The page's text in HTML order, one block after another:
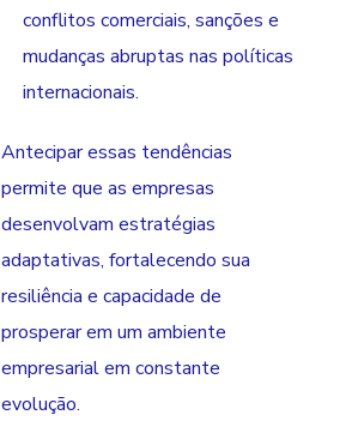
conflitos comerciais, sanções e
mudanças abruptas nas políticas
internacionais.
Antecipar essas tendências
permite que as empresas
desenvolvam estratégias
adaptativas, fortalecendo sua
resiliência e capacidade de
prosperar em um ambiente
empresarial em constante
evolução.